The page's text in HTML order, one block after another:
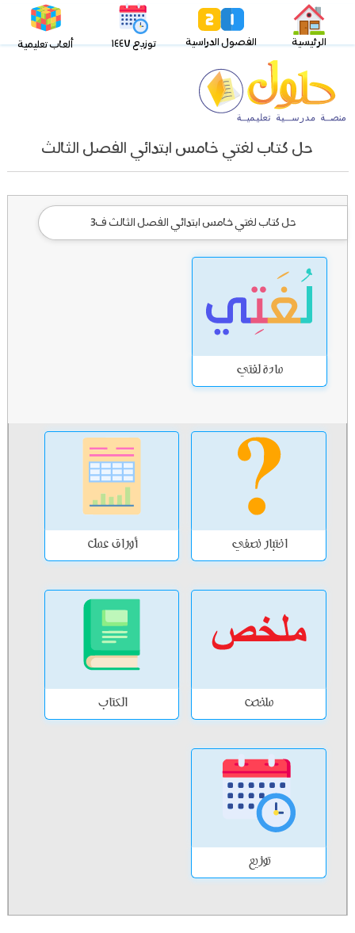
الرئيسية الفصول الدراسية توزيع ١٤٤٧ ألعاب تعليمية
حل كتاب لغتي خامس ابتدائي الفصل الثالث
حل كتاب لغتي خامس ابتدائي الفصل الثالث ف3
مادة لغتي
اختبار نصفي أوراق عمل
ملخص الكتاب
توزيع